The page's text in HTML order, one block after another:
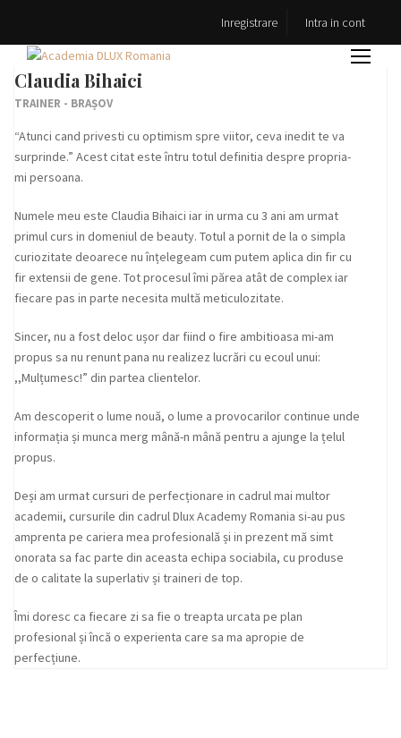
Inregistrare Intra in cont
Claudia Bihaici
TRAINER - BRAȘOV
“Atunci cand privesti cu optimism spre viitor, ceva inedit te va
surprinde.” Acest citat este întru totul definitia despre propria-
mi persoana.
Numele meu este Claudia Bihaici iar in urma cu 3 ani am urmat
primul curs in domeniul de beauty. Totul a pornit de la o simpla
curiozitate deoarece nu înțelegeam cum putem aplica din fir cu
fir extensii de gene. Tot procesul îmi părea atât de complex iar
fiecare pas in parte necesita multă meticulozitate.
Sincer, nu a fost deloc ușor dar fiind o fire ambitioasa mi-am
propus sa nu renunt pana nu realizez lucrări cu ecoul unui:
,,Mulțumesc!” din partea clientelor.
Am descoperit o lume nouă, o lume a provocarilor continue unde
informația și munca merg mână-n mână pentru a ajunge la țelul
propus.
Deși am urmat cursuri de perfecționare in cadrul mai multor
academii, cursurile din cadrul Dlux Academy Romania si-au pus
amprenta pe cariera mea profesională și in prezent mă simt
onorata sa fac parte din aceasta echipa sociabila, cu produse
de o calitate la superlativ și traineri de top.
Îmi doresc ca fiecare zi sa fie o treapta urcata pe plan
profesional și încă o experienta care sa ma apropie de
perfecțiune.